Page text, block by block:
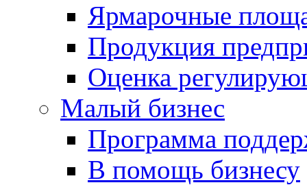
Ярмарочные
Продукция
Оценка
Малый бизнес
Программа
В помощь бизнесу